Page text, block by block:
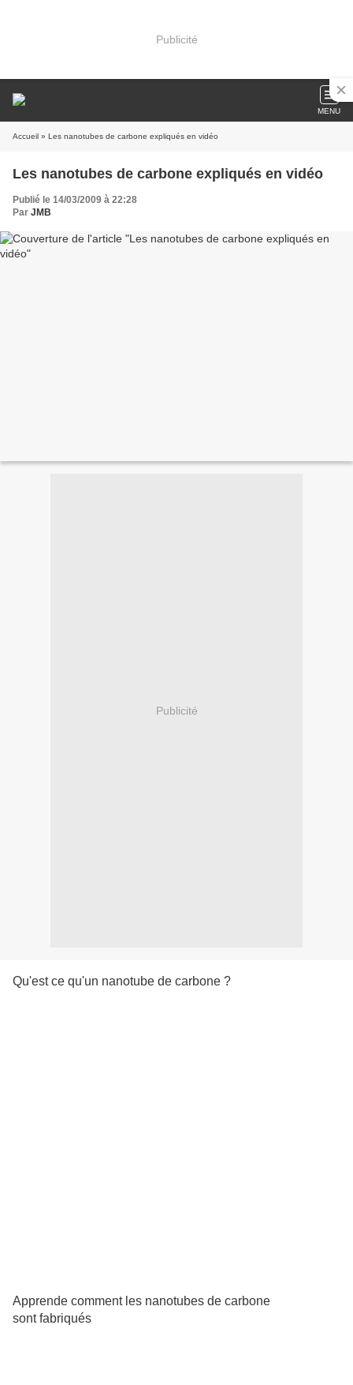
Publicité
MENU
Accueil » Les nanotubes de carbone expliqués en vidéo
Les nanotubes de carbone expliqués en vidéo
Publié le 14/03/2009 à 22:28
Par JMB
Publicité
Qu'est ce qu'un nanotube de carbone ?
Apprende comment les nanotubes de carbone
sont fabriqués